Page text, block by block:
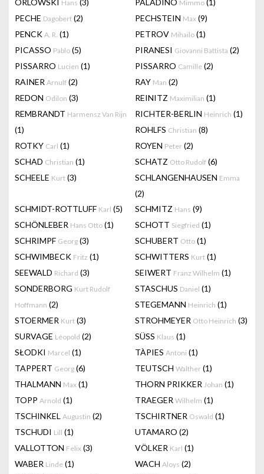
ORLOWSKI Hans (3) PALADINO Mimmo (1)
PECHE Dagobert (2) PECHSTEIN Max (9)
PENCK A. R. (1) PETROV Mihailo (1)
PICASSO Pablo (5) PIRANESI Giovanni Battista (2)
PISSARRO Lucien (1) PISSARRO Camille (2)
RAINER Arnulf (2) RAY Man (2)
REDON Odilon (3) REINITZ Maximilian (1)
REMBRANDT Harmensz Van Rijn
(1)
RICHTER-BERLIN Heinrich (1)
ROHLFS Christian (8)
ROTKY Carl (1) ROYEN Peter (2)
SCHAD Christian (1) SCHATZ Otto Rudolf (6)
SCHEELE Kurt (3) SCHLANGENHAUSEN Emma
(2)
SCHMIDT-ROTTLUFF Karl (5) SCHMITZ Hans (9)
SCHÖNLEBER Hans Otto (1) SCHOTT Siegfried (1)
SCHRIMPF Georg (3) SCHUBERT Otto (1)
SCHWIMBECK Fritz (1) SCHWITTERS Kurt (1)
SEEWALD Richard (3) SEIWERT Franz Wilhelm (1)
SONDERBORG Kurt Rudolf
Hoffmann (2)
STASCHUS Daniel (1)
STEGEMANN Heinrich (1)
STOERMER Kurt (3) STROHMEYER Otto Heinrich (3)
SURVAGE Léopold (2) SÜSS Klaus (1)
SŁODKI Marcel (1) TÀPIES Antoni (1)
TAPPERT Georg (6) TEUTSCH Walther (1)
THALMANN Max (1) THORN PRIKKER Johan (1)
TOPP Arnold (1) TRAEGER Wilhelm (1)
TSCHINKEL Augustin (2) TSCHIRTNER Oswald (1)
TSCHUDI Lill (1) UTAMARO (2)
VALLOTTON Felix (3) VÖLKER Karl (1)
WABER Linde (1) WACH Aloys (2)